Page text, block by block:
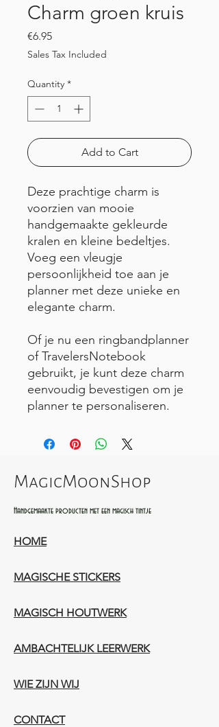
Charm groen kruis
€6.95Price
Sales Tax Included
Quantity *
Add to Cart
Deze prachtige charm is
voorzien van mooie
handgemaakte gekleurde
kralen en kleine bedeltjes.
Voeg een vleugje
persoonlijkheid toe aan je
planner met deze unieke en
elegante charm.
Of je nu een ringbandplanner
of TravelersNotebook
gebruikt, je kunt deze charm
eenvoudig bevestigen om je
planner te personaliseren.
MagicMoonShop
Handgemaakte producten met een magisch tintje
HOME
MAGISCHE STICKERS
MAGISCH HOUTWERK
AMBACHTELIJK LEERWERK​
WIE ZIJN WIJ​​
CONTACT